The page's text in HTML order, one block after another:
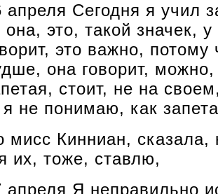
апреля Сегодня я учил
она, это, такой значек,
это важно, потому
она говорит,
стоит, не на
не понимаю, как
мисс Кинниан, сказала,
их, тоже, ставлю,
апреля Я неправильно